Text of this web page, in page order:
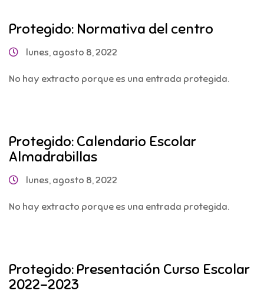
Protegido: Normativa del centro
lunes, agosto 8, 2022
No hay extracto porque es una entrada protegida.
Protegido: Calendario Escolar
Almadrabillas
lunes, agosto 8, 2022
No hay extracto porque es una entrada protegida.
Protegido: Presentación Curso Escolar
2022-2023